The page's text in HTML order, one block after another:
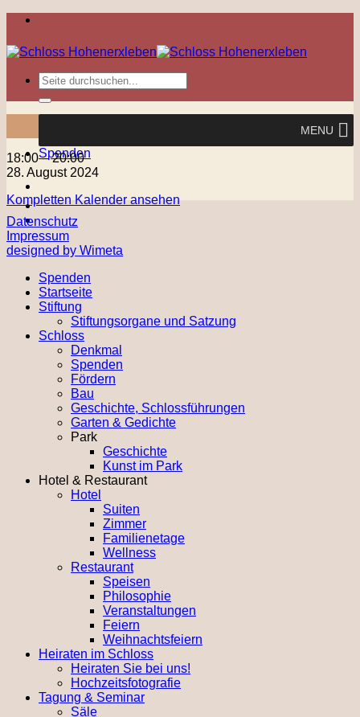
Zum
springen
MENU
Spenden
Schreibsalon-
Treffen
18:00 –20:00
28. August 2024
Kompletten Kalender ansehen
Datenschutz
Impressum
designed by Wimeta
Spenden
Startseite
Stiftung
Stiftungsorgane und Satzung
Schloss
Denkmal
Spenden
Fördern
Bau
Geschichte, Schlossführungen
Garten & Gedichte
Park
Geschichte
Kunst im Park
Hotel & Restaurant
Hotel
Suiten
Zimmer
Familienetage
Wellness
Restaurant
Speisen
Philosophie
Veranstaltungen
Feiern
Weihnachtsfeiern
Heiraten im Schloss
Heiraten Sie bei uns!
Hochzeitsfotografie
Tagung & Seminar
Säle